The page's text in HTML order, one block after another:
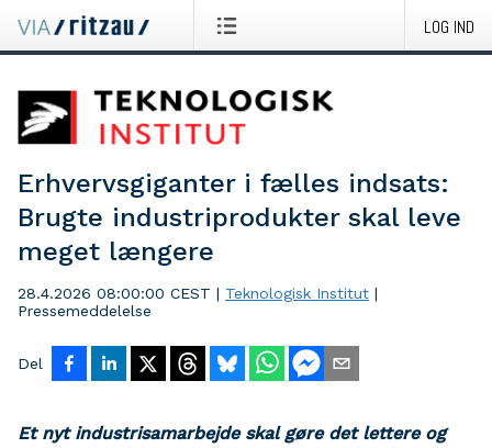
LOG IND
Erhvervsgiganter i fælles indsats:
Brugte industriprodukter skal leve
meget længere
28.4.2026 08:00:00 CEST | Teknologisk Institut |
Pressemeddelelse
Del
Et nyt industrisamarbejde skal gøre det lettere og